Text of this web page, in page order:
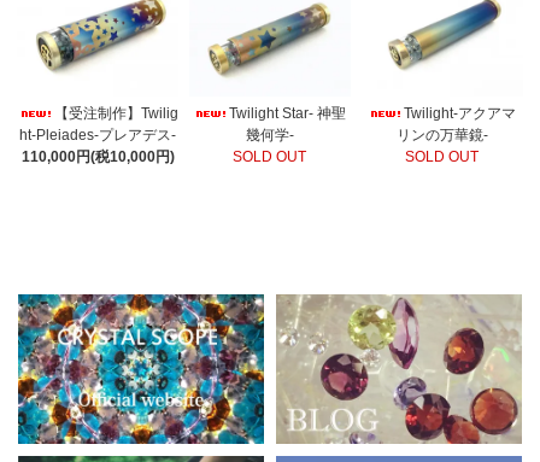
【受注制作】Twilig
ht-Pleiades-プレアデス-
110,000円(税10,000円)
Twilight Star- 神聖
幾何学-
SOLD OUT
Twilight-アクアマ
リンの万華鏡-
SOLD OUT